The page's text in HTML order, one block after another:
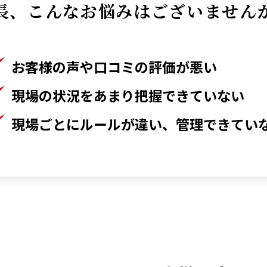
、こんなお悩みはございません
お客様の声や口コミの評価が悪い
現場の状況をあまり把握できていない
現場ごとにルールが違い、管理できてい